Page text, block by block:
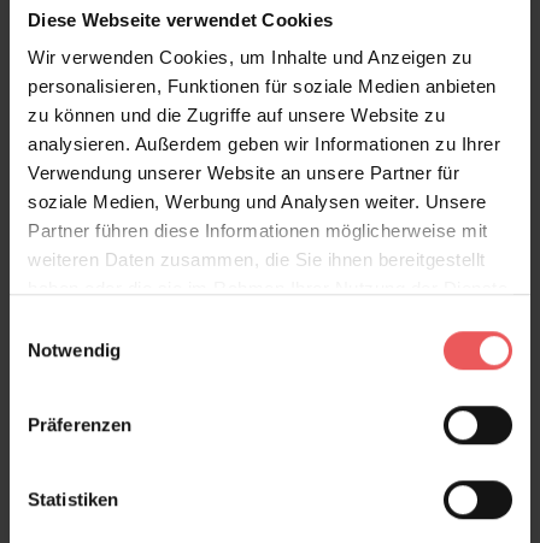
Diese Webseite verwendet Cookies
Wir verwenden Cookies, um Inhalte und Anzeigen zu
personalisieren, Funktionen für soziale Medien anbieten
zu können und die Zugriffe auf unsere Website zu
analysieren. Außerdem geben wir Informationen zu Ihrer
Verwendung unserer Website an unsere Partner für
soziale Medien, Werbung und Analysen weiter. Unsere
Partner führen diese Informationen möglicherweise mit
weiteren Daten zusammen, die Sie ihnen bereitgestellt
Notwendig
Präferenzen
Statistiken
Alicante tourmaline, col. 02
221,00 €